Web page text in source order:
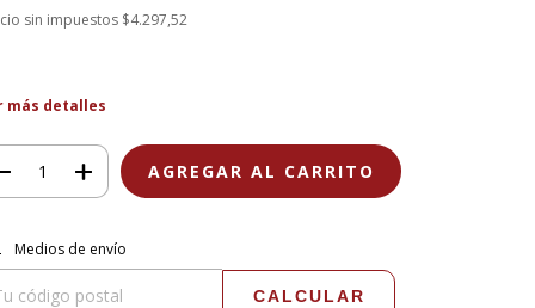
sin impuestos $4.297,52
más detalles
para el CP:
Medios de envío
CALCULAR